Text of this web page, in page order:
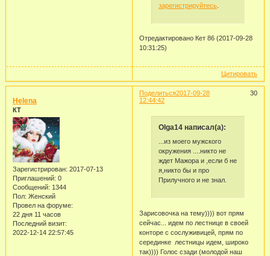
зарегистрируйтесь.
Отредактировано Кет 86 (2017-09-28
10:31:25)
Цитировать
Поделиться 30
2017-09-28
12:44:42
Helena
КТ
Зарегистрирован: 2017-07-13
Приглашений: 0
Сообщений: 1344
Пол: Женский
Провел на форуме:
22 дня 11 часов
Последний визит:
2022-12-14 22:57:45
Olga14 написал(а):
...из моего мужского
окружения ....никто не
ждет Мажора и ,если б не
я,никто бы и про
Прилучного и не знал.
Зарисовочка на тему)))) вот прям
сейчас... идем по лестнице в своей
конторе с сослуживицей, прям по
серединке лестницы идем, широко
так)))) Голос сзади (молодой наш